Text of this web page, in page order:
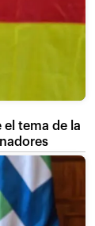
el tema de la